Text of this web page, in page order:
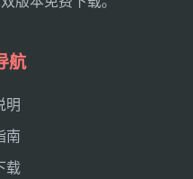
航
明
南
载